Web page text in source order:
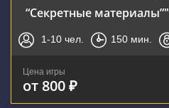
“Секретные материалы”"
1-10 чел. 150 мин.
Цена игры
от 800 ₽